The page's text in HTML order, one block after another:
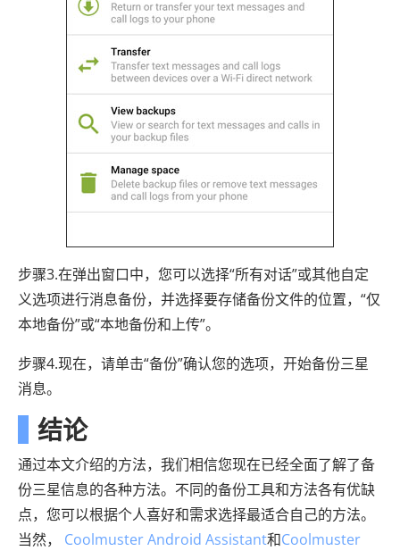
步骤3.在弹出窗口中，您可以选择“所有对话”或其他自定
义选项进行消息备份，并选择要存储备份文件的位置，“仅
本地备份”或“本地备份和上传”。
步骤4.现在，请单击“备份”确认您的选项，开始备份三星
消息。
结论
通过本文介绍的方法，我们相信您现在已经全面了解了备
份三星信息的各种方法。不同的备份工具和方法各有优缺
点，您可以根据个人喜好和需求选择最适合自己的方法。
当然， Coolmuster Android Assistant和Coolmuster